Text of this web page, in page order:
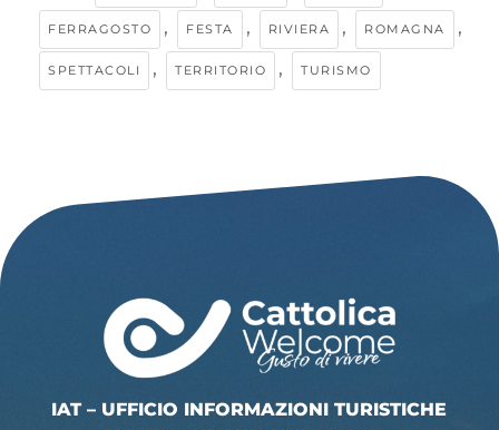
FERRAGOSTO , FESTA , RIVIERA , ROMAGNA ,
SPETTACOLI , TERRITORIO , TURISMO
IAT – UFFICIO INFORMAZIONI TURISTICHE